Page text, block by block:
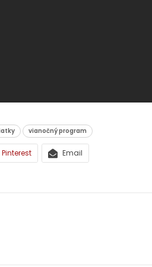
vianočný program
Pinterest Email